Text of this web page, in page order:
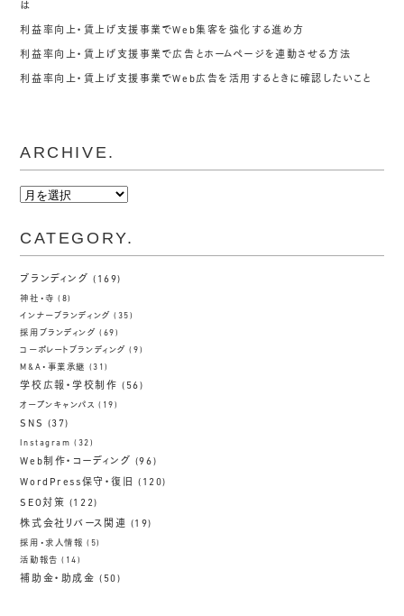
は
利益率向上・賃上げ支援事業でWeb集客を強化する進め方
利益率向上・賃上げ支援事業で広告とホームページを連動させる方法
利益率向上・賃上げ支援事業でWeb広告を活用するときに確認したいこと
ARCHIVE.
ARCHIVE.
CATEGORY.
ブランディング (169)
神社・寺 (8)
インナーブランディング (35)
採用ブランディング (69)
コーポレートブランディング (9)
M&A・事業承継 (31)
学校広報・学校制作 (56)
オープンキャンパス (19)
SNS (37)
Instagram (32)
Web制作・コーディング (96)
WordPress保守・復旧 (120)
SEO対策 (122)
株式会社リバース関連 (19)
採用・求人情報 (5)
活動報告 (14)
補助金・助成金 (50)